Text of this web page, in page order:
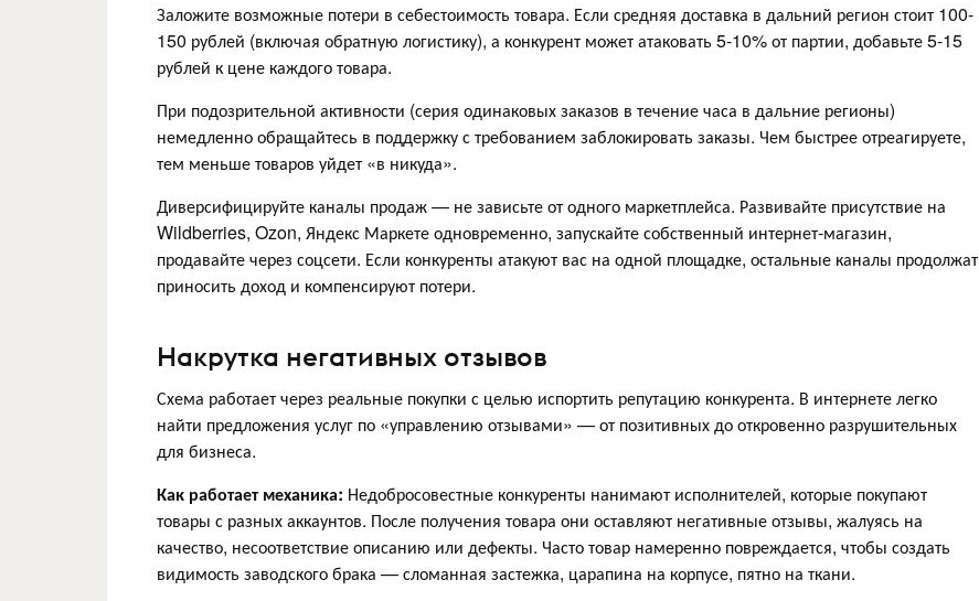
Заложите возможные потери в себестоимость товара. Если средняя доставка в дальний регион стоит 100-
150 рублей (включая обратную логистику), а конкурент может атаковать 5-10% от партии, добавьте 5-15
рублей к цене каждого товара.
При подозрительной активности (серия одинаковых заказов в течение часа в дальние регионы)
немедленно обращайтесь в поддержку с требованием заблокировать заказы. Чем быстрее отреагируете,
тем меньше товаров уйдет «в никуда».
Диверсифицируйте каналы продаж — не зависьте от одного маркетплейса. Развивайте присутствие на
Wildberries, Ozon, Яндекс Маркете одновременно, запускайте собственный интернет-магазин,
продавайте через соцсети. Если конкуренты атакуют вас на одной площадке, остальные каналы продолжат
приносить доход и компенсируют потери.
Накрутка негативных отзывов
Схема работает через реальные покупки с целью испортить репутацию конкурента. В интернете легко
найти предложения услуг по «управлению отзывами» — от позитивных до откровенно разрушительных
для бизнеса.
Как работает механика: Недобросовестные конкуренты нанимают исполнителей, которые покупают
товары с разных аккаунтов. После получения товара они оставляют негативные отзывы, жалуясь на
качество, несоответствие описанию или дефекты. Часто товар намеренно повреждается, чтобы создать
видимость заводского брака — сломанная застежка, царапина на корпусе, пятно на ткани.